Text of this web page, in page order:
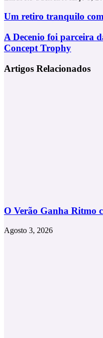
Um
tranquilo
com
elegância
Um retiro tranquilo
A
Decenio
foi
da
A Decenio foi parceira
Concept Trophy
Artigos Relacionados
O Verão Ganha Ritmo
Agosto 3, 2026